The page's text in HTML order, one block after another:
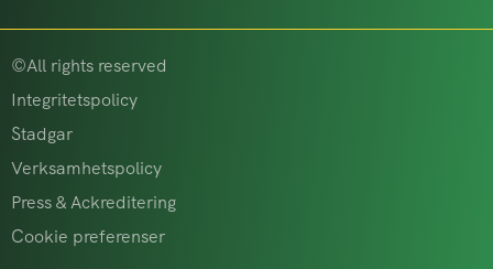
©All rights reserved
Integritetspolicy
Stadgar
Verksamhetspolicy
Press & Ackreditering
Cookie preferenser